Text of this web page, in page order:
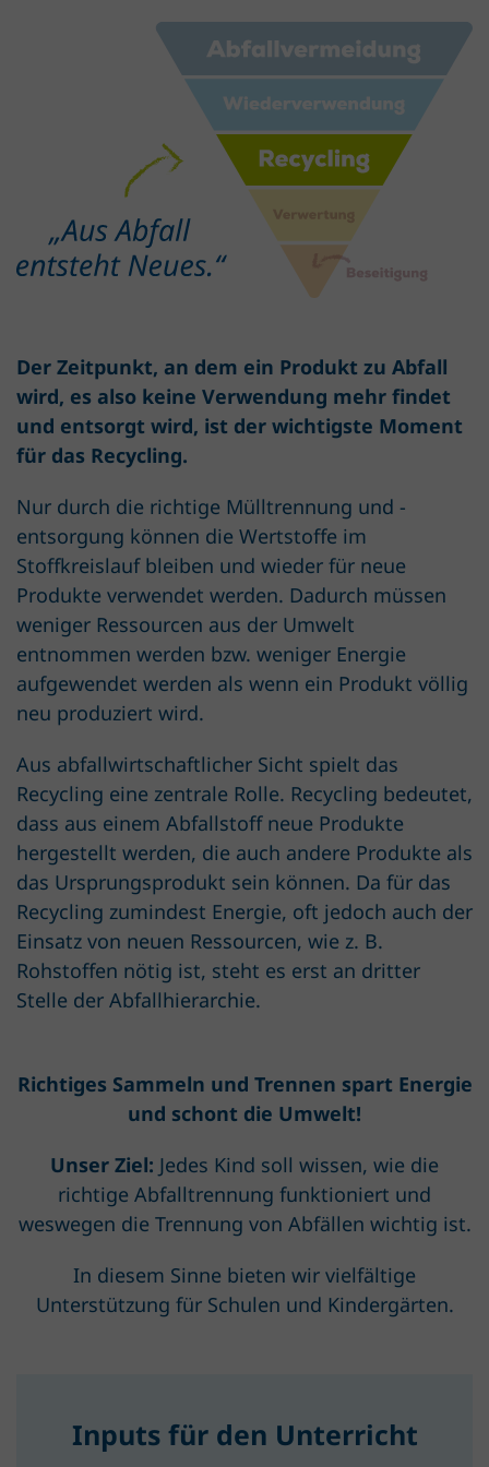
Der Zeitpunkt, an dem ein Produkt zu Abfall
wird, es also keine Verwendung mehr findet
und entsorgt wird, ist der wichtigste Moment
für das Recycling.
Nur durch die richtige Mülltrennung und -
entsorgung können die Wertstoffe im
Stoffkreislauf bleiben und wieder für neue
Produkte verwendet werden. Dadurch müssen
weniger Ressourcen aus der Umwelt
entnommen werden bzw. weniger Energie
aufgewendet werden als wenn ein Produkt völlig
neu produziert wird.
Aus abfallwirtschaftlicher Sicht spielt das
Recycling eine zentrale Rolle. Recycling bedeutet,
dass aus einem Abfallstoff neue Produkte
hergestellt werden, die auch andere Produkte als
das Ursprungsprodukt sein können. Da für das
Recycling zumindest Energie, oft jedoch auch der
Einsatz von neuen Ressourcen, wie z. B.
Rohstoffen nötig ist, steht es erst an dritter
Stelle der Abfallhierarchie.
Richtiges Sammeln und Trennen spart Energie
und schont die Umwelt!
Unser Ziel: Jedes Kind soll wissen, wie die
richtige Abfalltrennung funktioniert und
weswegen die Trennung von Abfällen wichtig ist.
In diesem Sinne bieten wir vielfältige
Unterstützung für Schulen und Kindergärten.
Inputs für den Unterricht